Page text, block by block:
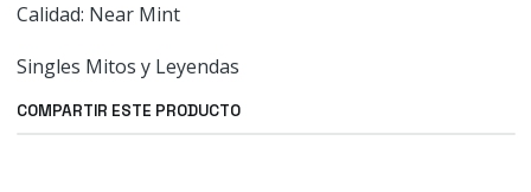
Calidad: Near Mint
Singles Mitos y Leyendas
COMPARTIR ESTE PRODUCTO